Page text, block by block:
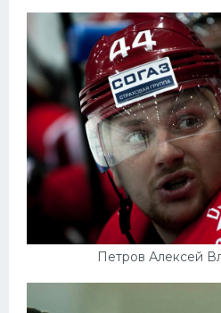
Петров Алексей